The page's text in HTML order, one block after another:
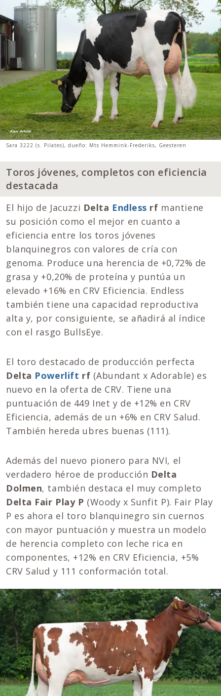
Sara 3222 (s. Pilates), dueño: Mts Hemmink-Frederiks, Geesteren
Toros jóvenes, completos con eficiencia
destacada
El hijo de Jacuzzi Delta Endless rf mantiene
su posición como el mejor en cuanto a
eficiencia entre los toros jóvenes
blanquinegros con valores de cría con
genoma. Produce una herencia de +0,72% de
grasa y +0,20% de proteína y puntúa un
elevado +16% en CRV Eficiencia. Endless
también tiene una capacidad reproductiva
alta y, por consiguiente, se añadirá al índice
con el rasgo BullsEye.
El toro destacado de producción perfecta
Delta Powerlift rf (Abundant x Adorable) es
nuevo en la oferta de CRV. Tiene una
puntuación de 449 Inet y de +12% en CRV
Eficiencia, además de un +6% en CRV Salud.
También hereda ubres buenas (111).
Además del nuevo pionero para NVI, el
verdadero héroe de producción Delta
Dolmen, también destaca el muy completo
Delta Fair Play P (Woody x Sunfit P). Fair Play
P es ahora el toro blanquinegro sin cuernos
con mayor puntuación y muestra un modelo
de herencia completo con leche rica en
componentes, +12% en CRV Eficiencia, +5%
CRV Salud y 111 conformación total.